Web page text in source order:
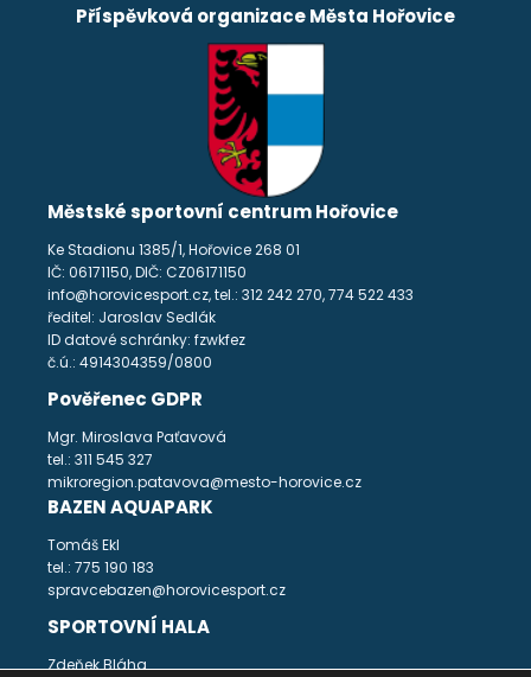
Příspěvková organizace Města Hořovice
Městské sportovní centrum Hořovice
Ke Stadionu 1385/1, Hořovice 268 01
IČ: 06171150, DIČ: CZ06171150
info@horovicesport.cz, tel.: 312 242 270, 774 522 433
ředitel: Jaroslav Sedlák
ID datové schránky: fzwkfez
č.ú.: 4914304359/0800
Pověřenec GDPR
Mgr. Miroslava Paťavová
tel.: 311 545 327
mikroregion.patavova@mesto-horovice.cz
BAZEN AQUAPARK
Tomáš Ekl
tel.: 775 190 183
spravcebazen@horovicesport.cz
SPORTOVNÍ HALA
Zdeňek Bláha